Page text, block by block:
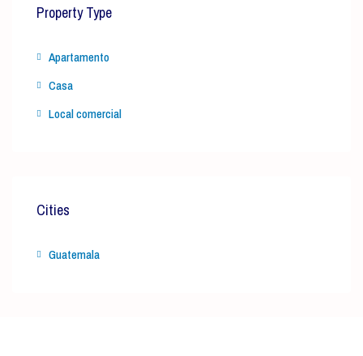
Property Type
Apartamento
Casa
Local comercial
Cities
Guatemala